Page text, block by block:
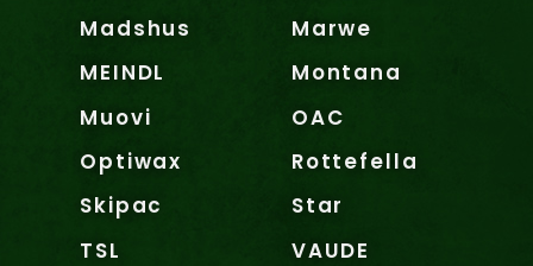
Madshus
Marwe
MEINDL
Montana
Muovi
OAC
Optiwax
Rottefella
Skipac
Star
TSL
VAUDE